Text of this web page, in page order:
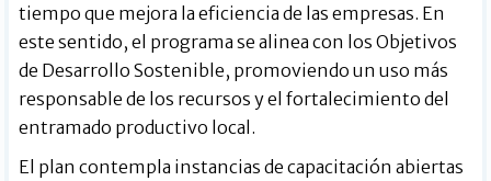
tiempo que mejora la eficiencia de las empresas. En
este sentido, el programa se alinea con los Objetivos
de Desarrollo Sostenible, promoviendo un uso más
responsable de los recursos y el fortalecimiento del
entramado productivo local.
El plan contempla instancias de capacitación abiertas